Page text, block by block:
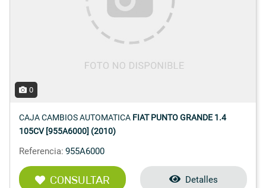
0
CAJA CAMBIOS AUTOMATICA FIAT PUNTO GRANDE 1.4
105CV [955A6000] (2010)
Referencia: 955A6000
CONSULTAR Detalles